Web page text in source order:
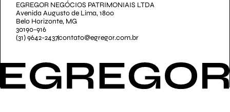
EGREGOR NEGÓCIOS PATRIMONIAIS LTDA
Avenida Augusto de Lima, 1800
Belo Horizonte, MG
30190-916
(31) 9642-2437contato@egregor.com.br